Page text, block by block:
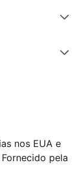
nos EUA e
pela